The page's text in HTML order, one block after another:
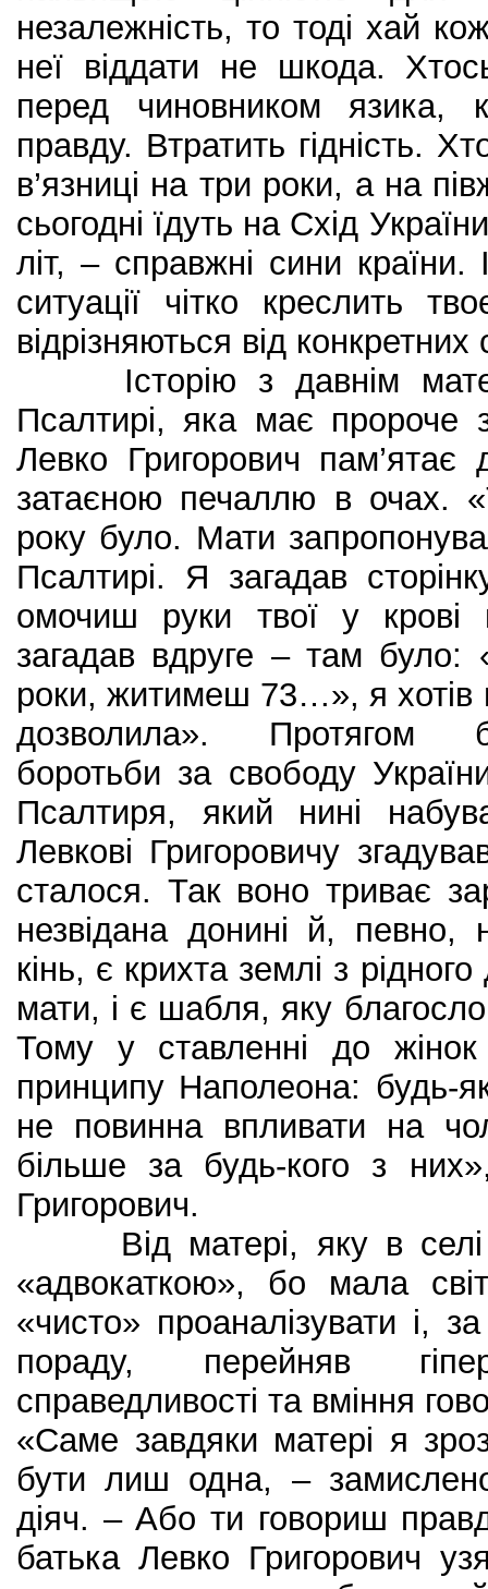
незалежність, то тоді хай
неї віддати не шкода.
перед чиновником язика,
правду. Втратить гідність.
в’язниці на три роки, а на
сьогодні їдуть на Схід
літ, – справжні сини країни.
ситуації чітко креслить
відрізняються від конкретних
Історію з давнім
Псалтирі, яка має
Левко Григорович пам’ятає
затаєною печаллю в очах.
року було. Мати
Псалтирі. Я загадав
омочиш руки твої у крові
загадав вдруге – там
роки, житимеш 73…», я хотів
дозволила». Протягом
боротьби за свободу
Псалтиря, який нині
Левкові Григоровичу
сталося. Так воно триває
незвідана донині й, певно,
кінь, є крихта землі з
мати, і є шабля, яку
Тому у ставленні до
принципу Наполеона: будь-
не повинна впливати на
більше за будь-кого з
Григорович.
Від матері, яку в селі
«адвокаткою», бо мала
«чисто» проаналізувати і,
пораду, перейняв
справедливості та вміння
«Саме завдяки матері я
бути лиш одна, –
діяч. – Або ти говориш
батька Левко Григорович